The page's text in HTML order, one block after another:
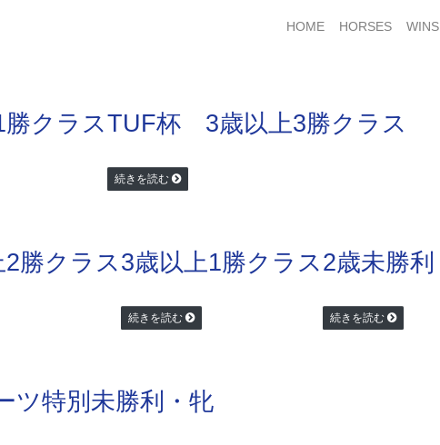
HOME
HORSES WINS
クラスTUF杯 3歳以上3勝クラス
続きを読む
勝クラス3歳以上1勝クラス
続きを読む
2歳未勝利
続きを読む
ツ特別 未勝利・牝